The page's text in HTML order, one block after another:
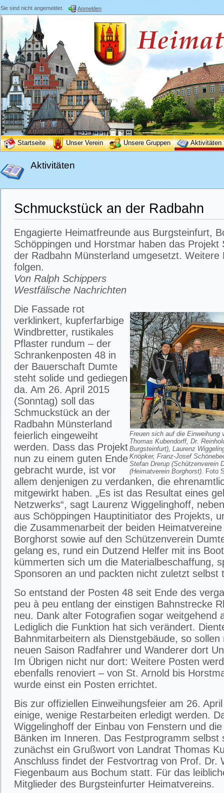
Sie sind nicht angemeldet. Anmelden
Startseite Unser Verein Unsere Gruppen Aktivitäten
Aktivitäten
Schmuckstück an der Radbahn
Engagierte Heimatfreunde aus Burgsteinfurt,
Schöppingen und Horstmar haben das Projekt
der Radbahn Münsterland umgesetzt. Weitere
folgen.
Von Ralph Schippers
Westfälische Nachrichten
Freuen sich auf die Einweihung
Thomas Kubendorff, Dr.
Burgsteinfurt), Laurenz
Knöpker, Franz-Josef
Stefan Drerup (Schützenverein
(Heimatverein Borghorst). Foto
Die Fassade rot
verklinkert, kupferfarbige
Windbretter, rustikales
Pflaster rundum – der
Schrankenposten 48 in
der Bauerschaft Dumte
steht solide und gediegen
da. Am 26. April 2015
(Sonntag) soll das
Schmuckstück an der
Radbahn Münsterland
feierlich eingeweiht
werden. Dass das Projekt
nun zu einem guten Ende
gebracht wurde, ist vor
allem denjenigen zu verdanken, die
mitgewirkt haben. „Es ist das Resultat eines
Netzwerks“, sagt Laurenz Wiggelinghoff,
aus Schöppingen Hauptinitiator des Projekts,
die Zusammenarbeit der beiden
Borghorst sowie auf den Schützenverein
gelang es, rund ein Dutzend Helfer mit ins
kümmerten sich um die Materialbeschaffung,
Sponsoren an und packten nicht zuletzt selbst
So entstand der Posten 48 seit Ende des
peu à peu entlang der einstigen Bahnstrecke
neu. Dank alter Fotografien sogar weitgehend
Lediglich die Funktion hat sich verändert.
Bahnmitarbeitern als Dienstgebäude, so sollen
neuen Saison Radfahrer und Wanderer dort
Im Übrigen nicht nur dort: Weitere Posten
ebenfalls renoviert – von St. Arnold bis
wurde einst ein Posten errichtet.
Bis zur offiziellen Einweihungsfeier am 26.
einige, wenige Restarbeiten erledigt werden.
Wiggelinghoff der Einbau von Fenstern und
Bänken im Inneren. Das Festprogramm selbst
zunächst ein Grußwort von Landrat Thomas
Anschluss findet der Festvortrag von Prof. Dr.
Fiegenbaum aus Bochum statt. Für das
Mitglieder des Burgsteinfurter Heimatvereins.